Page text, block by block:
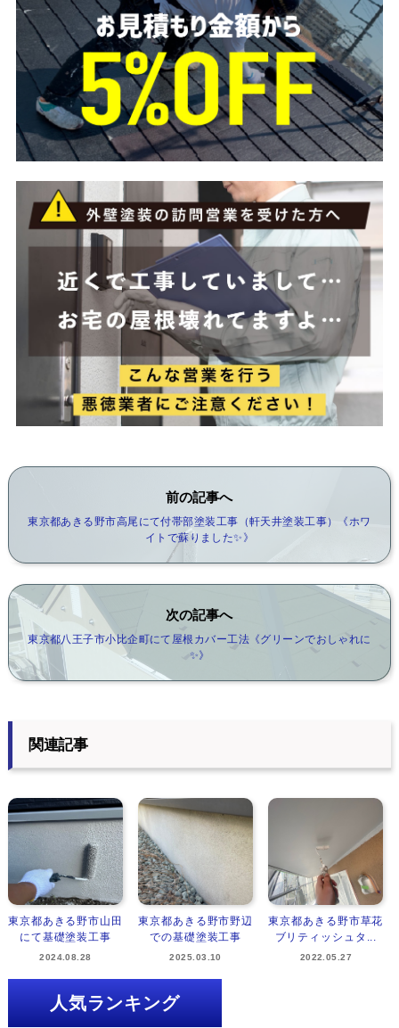
前の記事へ
東京都あきる野市高尾にて付帯部塗装工事（軒天井塗装工事）《ホワ
イトで蘇りました✨》
次の記事へ
東京都八王子市小比企町にて屋根カバー工法《グリーンでおしゃれに
✨》
関連記事
東京都あきる野市山田
にて基礎塗装工事
2024.08.28
東京都あきる野市野辺
での基礎塗装工事
2025.03.10
東京都あきる野市草花
ブリティッシュタ...
2022.05.27
人気ランキング